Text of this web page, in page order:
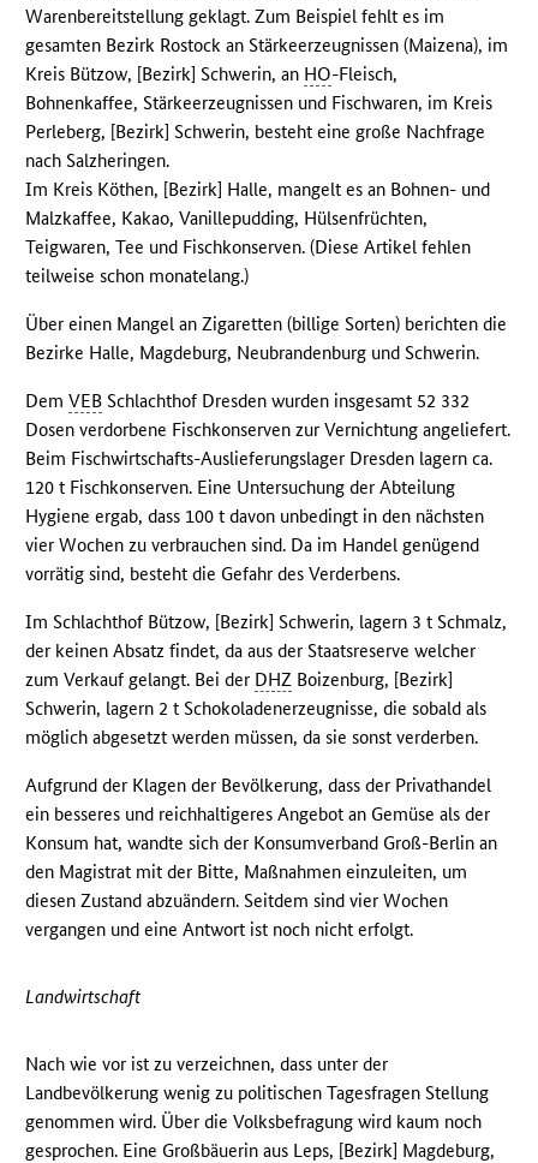
Warenbereitstellung geklagt. Zum Beispiel fehlt es im
gesamten Bezirk Rostock an Stärkeerzeugnissen (Maizena), im
Kreis Bützow, [Bezirk] Schwerin, an HO-Fleisch,
Bohnenkaffee, Stärkeerzeugnissen und Fischwaren, im Kreis
Perleberg, [Bezirk] Schwerin, besteht eine große Nachfrage
nach Salzheringen.
Im Kreis Köthen, [Bezirk] Halle, mangelt es an Bohnen- und
Malzkaffee, Kakao, Vanillepudding, Hülsenfrüchten,
Teigwaren, Tee und Fischkonserven. (Diese Artikel fehlen
teilweise schon monatelang.)
Über einen Mangel an Zigaretten (billige Sorten) berichten die
Bezirke Halle, Magdeburg, Neubrandenburg und Schwerin.
DemVEB Schlachthof Dresden wurden insgesamt 52 332
Dosen verdorbene Fischkonserven zur Vernichtung angeliefert.
Beim Fischwirtschafts-Auslieferungslager Dresden lagern ca.
120 t Fischkonserven. Eine Untersuchung der Abteilung
Hygiene ergab, dass 100 t davon unbedingt in den nächsten
vier Wochen zu verbrauchen sind. Da im Handel genügend
vorrätig sind, besteht die Gefahr des Verderbens.
Im Schlachthof Bützow, [Bezirk] Schwerin, lagern 3 t Schmalz,
der keinen Absatz findet, da aus der Staatsreserve welcher
zum Verkauf gelangt. Bei der DHZ Boizenburg, [Bezirk]
Schwerin, lagern 2 t Schokoladenerzeugnisse, die sobald als
möglich abgesetzt werden müssen, da sie sonst verderben.
Aufgrund der Klagen der Bevölkerung, dass der Privathandel
ein besseres und reichhaltigeres Angebot an Gemüse als der
Konsum hat, wandte sich der Konsumverband Groß-Berlin an
den Magistrat mit der Bitte, Maßnahmen einzuleiten, um
diesen Zustand abzuändern. Seitdem sind vier Wochen
vergangen und eine Antwort ist noch nicht erfolgt.
Landwirtschaft
Nach wie vor ist zu verzeichnen, dass unter der
Landbevölkerung wenig zu politischen Tagesfragen Stellung
genommen wird. Über die Volksbefragung wird kaum noch
gesprochen. Eine Großbäuerin aus Leps, [Bezirk] Magdeburg,